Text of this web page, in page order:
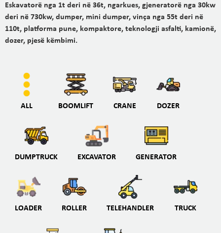
Eskavatorë nga 1t deri në 36t, ngarkues, gjeneratorë nga 30kw
deri në 730kw, dumper, mini dumper, vinça nga 55t deri në
110t, platforma pune, kompaktore, teknologji asfalti, kamionë,
dozer, pjesë këmbimi.
ALL BOOMLIFT CRANE DOZER
DUMPTRUCK EXCAVATOR GENERATOR
LOADER ROLLER TELEHANDLER TRUCK